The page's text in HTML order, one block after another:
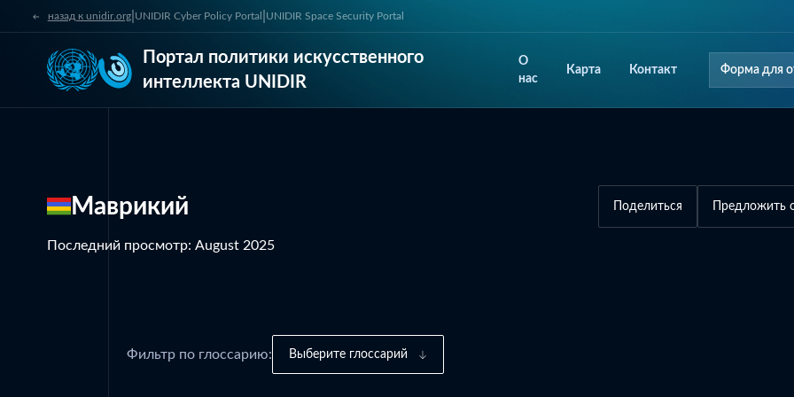
назад к unidir.org| UNIDIR Cyber Policy Portal UNIDIR Space Security Portal
Портал политики искусственного
интеллекта UNIDIR
О
нас
Карта Контакт Форма для
Маврикий
Последний просмотр: August 2025
Поделиться Предложить
Фильтр по глоссарию: Выберите глоссарий